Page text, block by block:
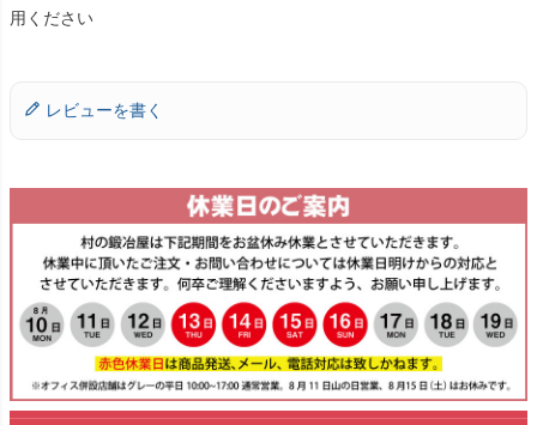
用ください
レビューを書く